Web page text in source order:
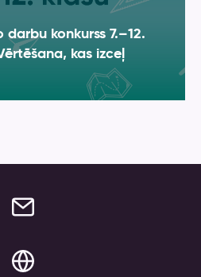
darbu konkurss 7.–12.
kas izceļ